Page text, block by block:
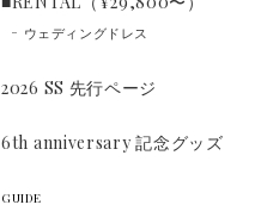
ウェディングドレス
2026 SS 先行ページ
6th anniversary 記念グッズ
GUIDE